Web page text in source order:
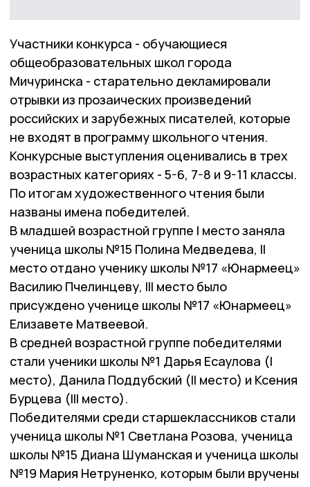
Участники конкурса - обучающиеся
общеобразовательных школ города
Мичуринска - старательно декламировали
отрывки из прозаических произведений
российских и зарубежных писателей, которые
не входят в программу школьного чтения.
Конкурсные выступления оценивались в трех
возрастных категориях - 5-6, 7-8 и 9-11 классы.
По итогам художественного чтения были
названы имена победителей.
В младшей возрастной группе I место заняла
ученица школы №15 Полина Медведева, II
место отдано ученику школы №17 «Юнармеец»
Василию Пчелинцеву, III место было
присуждено ученице школы №17 «Юнармеец»
Елизавете Матвеевой.
В средней возрастной группе победителями
стали ученики школы №1 Дарья Есаулова (I
место), Данила Поддубский (II место) и Ксения
Бурцева (III место).
Победителями среди старшеклассников стали
ученица школы №1 Светлана Розова, ученица
школы №15 Диана Шуманская и ученица школы
№19 Мария Нетруненко, которым были вручены